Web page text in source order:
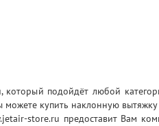
подойдёт любой
купить наклонную вытяжку
store.ru предоставит Вам